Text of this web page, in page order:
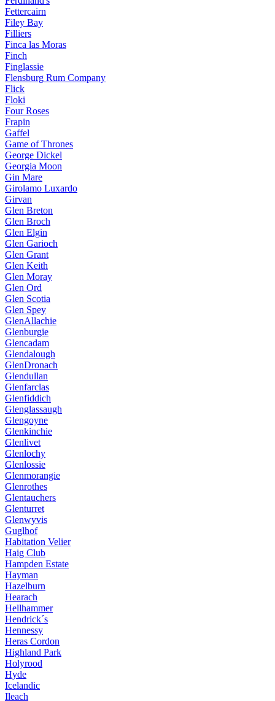
Fettercairn
Filey Bay
Filliers
Finca las Moras
Finch
Finglassie
Flensburg Rum Company
Flick
Floki
Four Roses
Frapin
Gaffel
Game of Thrones
George Dickel
Georgia Moon
Gin Mare
Girolamo Luxardo
Girvan
Glen Breton
Glen Broch
Glen Elgin
Glen Garioch
Glen Grant
Glen Keith
Glen Moray
Glen Ord
Glen Scotia
Glen Spey
GlenAllachie
Glenburgie
Glencadam
Glendalough
GlenDronach
Glendullan
Glenfarclas
Glenfiddich
Glenglassaugh
Glengoyne
Glenkinchie
Glenlivet
Glenlochy
Glenlossie
Glenmorangie
Glenrothes
Glentauchers
Glenturret
Glenwyvis
Guglhof
Habitation Velier
Haig Club
Hampden Estate
Hayman
Hazelburn
Hearach
Hellhammer
Hendrick´s
Hennessy
Heras Cordon
Highland Park
Holyrood
Hyde
Icelandic
Ileach